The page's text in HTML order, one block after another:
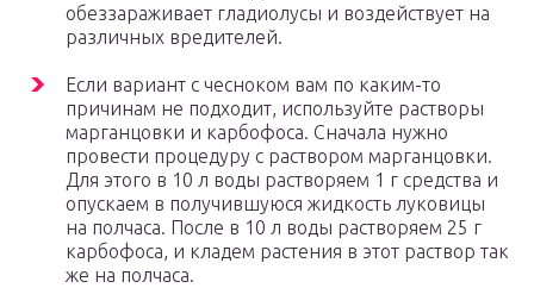
обеззараживает гладиолусы и воздействует на
различных вредителей.
Если вариант с чесноком вам по каким-то
причинам не подходит, используйте растворы
марганцовки и карбофоса. Сначала нужно
провести процедуру с раствором марганцовки.
Для этого в 10 л воды растворяем 1 г средства и
опускаем в получившуюся жидкость луковицы
на полчаса. После в 10 л воды растворяем 25 г
карбофоса, и кладем растения в этот раствор так
же на полчаса.